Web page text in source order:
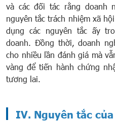
và các đối tác rằng doanh
nguyên tắc trách nhiệm xã
dụng các nguyên tắc ấy
doanh. Đồng thời, doanh
cho nhiều lần đánh giá mà
vàng để tiến hành chứng
tương lai.
IV. Nguyên tắc của